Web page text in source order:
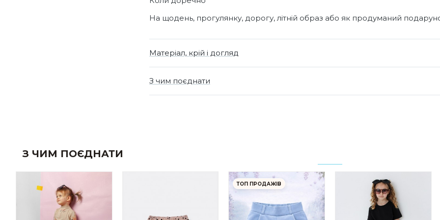
На щодень, прогулянку, дорогу, літній образ або як продуманий
Матеріал, крій і догляд
З чим поєднати
З ЧИМ ПОЄДНАТИ
ТОП ПРОДАЖІВ